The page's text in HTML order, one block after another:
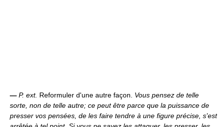
— P. ext. Reformuler d'une autre façon. Vous pensez de telle
sorte, non de telle autre; ce peut être parce que la puissance de
presser vos pensées, de les faire tendre à une figure précise, s'est